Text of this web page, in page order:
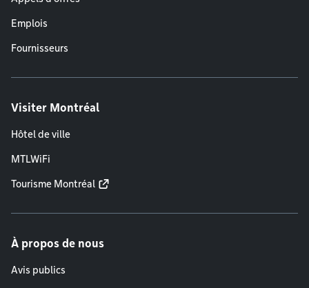
Emplois
Fournisseurs
Visiter Montréal
Hôtel de ville
MTLWiFi
Tourisme Montréal
À propos de nous
Avis publics